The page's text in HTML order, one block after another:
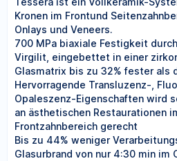
Kronen im Frontund
Onlays und Veneers.
700 MPa biaxiale Festigkeit
Virgilit, eingebettet in einer
Glasmatrix bis zu 32% fester als
Hervorragende Transluzenz-,
Opaleszenz-Eigenschaften wird
an ästhetischen Restaurationen
Frontzahnbereich gerecht
Bis zu 44% weniger
Glasurbrand von nur 4:30 min im